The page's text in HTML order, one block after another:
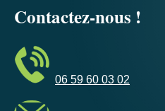
Contactez-nous !
06 59 60 03 02